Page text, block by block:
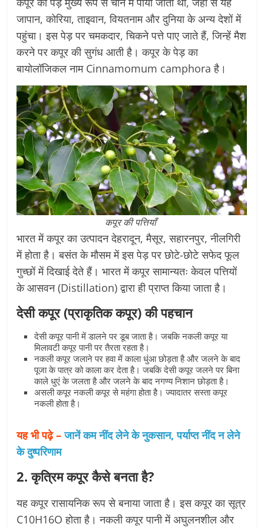
जापान, कोरिया, ताइवान, वियतनाम और दुनिया के अन्य देशों में
पहुंचा। इस पेड़ पर चमकदार, चिकने पत्ते पाए जाते हैं, जिन्हें मैश
करने पर कपूर की सुगंध आती है। कपूर के पेड़ का
बायोलॉजिकल नाम Cinnamomum camphora है।
कपूर की पत्तियाँ
भारत में कपूर का उत्पादन देहरादून, मैसूर, सहारनपुर, नीलगिरी
में होता है। बसंत के मौसम में इस पेड़ पर छोटे-छोटे सफेद फूल
गुच्छों में दिखाई देते हैं। भारत में कपूर सामान्यतः केवल पत्तियों
के आसवन (Distillation) द्वारा ही प्राप्त किया जाता है।
देसी कपूर (प्राकृतिक कपूर) की पहचान
देसी कपूर पानी में डालने पर डूब जाता है। जबकि नकली कपूर या
मिलावटी कपूर पानी पर तैरता रहता है।
नकली कपूर जलाने पर हवा में काला धुंआ छोड़ता है और जलने के बाद
पूजा के पात्र को काला कर देता है। जबकि देसी कपूर जलने पर बिना
काले धुएं के जलता है और जलने के बाद नगण्य निशान छोड़ता है।
असली कपूर नकली कपूर से महंगा होता है। ज्यादातर सस्ता कपूर
नकली होता है।
यह भी पढ़े – जानें कम नींद लेने के नुकसान, पर्याप्त नींद न लेने
के दुष्परिणाम
2. कृत्रिम कपूर कैसे बनता है?
यह कपूर रासायनिक रूप से बनाया जाता है। इस कपूर का सूत्र
C10H16O होता है। नकली कपूर पानी में अघुलनशील और